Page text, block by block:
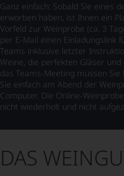
Ganz einfach: Sobald Sie eines
erworben haben, ist Ihnen ein
Vorfeld zur Weinprobe (ca. 3
per E-Mail einen Einladungslink
Teams inklusive letzter
Weine, die perfekten Gläser
das Teams-Meeting müssen
Sie einfach am Abend der
Computer. Die Online-
nicht wiederholt und nicht
DAS